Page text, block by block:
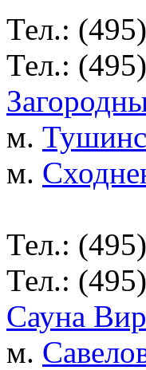
Тел.:
Тел.:
м.
м.
Тел.:
Тел.:
Сауна
м.